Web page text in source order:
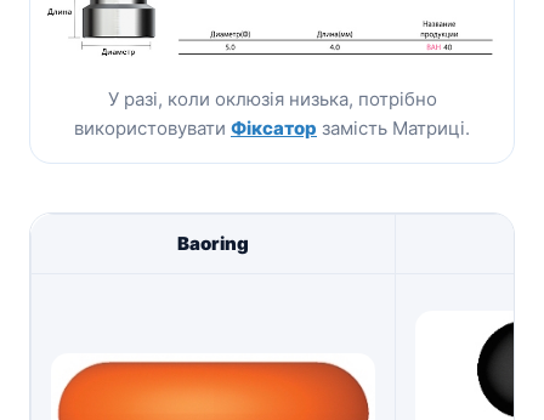
У разі, коли оклюзія низька, потрібно
використовувати Фіксатор замість Матриці.
Baoring